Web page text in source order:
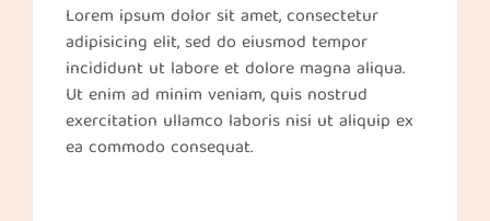
Lorem ipsum dolor sit amet, consectetur
adipisicing elit, sed do eiusmod tempor
incididunt ut labore et dolore magna aliqua.
Ut enim ad minim veniam, quis nostrud
exercitation ullamco laboris nisi ut aliquip ex
ea commodo consequat.